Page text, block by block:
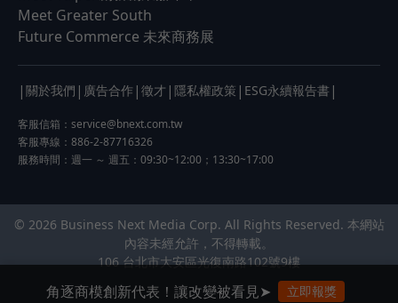
Meet Greater South
Future Commerce 未來商務展
| 關於我們 | 廣告合作 | 徵才 | 隱私權政策 | ESG永續報告書 |
客服信箱： service@bnext.com.tw
客服專線：886-2-87716326
服務時間：週一 ～ 週五：09:30~12:00；13:30~17:00
© 2026 Business Next Media Corp. All Rights Reserved. 本網站
內容未經允許，不得轉載。
106 台北市大安區光復南路102號9樓
角逐商模創新代表！讓改變被看見➤ 立即報獎